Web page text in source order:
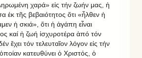
χαρά» εἰς τήν ζωήν μας, ἡ
ἐκ τῆς βεβαιότητος ὅτι «ἦλθεν ἡ
ἡ σκιά», ὅτι ἡ ἀγάπη εἶναι
καί ἡ ζωή ἰσχυροτέρα ἀπό τόν
ἔχει τόν τελευταῖον λόγον εἰς τήν
κατευθύνει ὁ Χριστός, ὁ